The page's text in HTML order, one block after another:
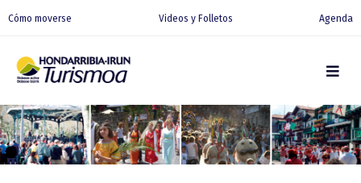
Cómo moverse Videos y Folletos Agenda